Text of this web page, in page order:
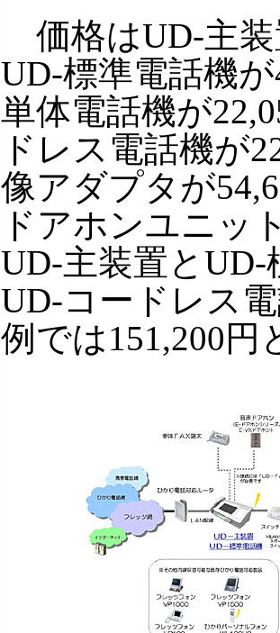
価格はUD-主装
UD-標準電話機
単体電話機が
ドレス電話機が
像アダプタが
ドアホンユニッ
UD-主装置とUD-
UD-コードレス
例では151,200円